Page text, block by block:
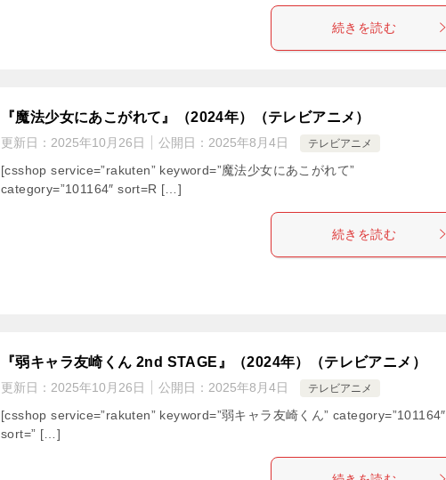
続きを読む
『魔法少女にあこがれて』（2024年）（テレビアニメ）
更新日： 2025年10月26日 公開日： 2025年8月4日 テレビアニメ
[csshop service=”rakuten” keyword=”魔法少女にあこがれて”
category=”101164″ sort=R […]
続きを読む
『弱キャラ友崎くん 2nd STAGE』（2024年）（テレビアニメ）
更新日： 2025年10月26日 公開日： 2025年8月4日 テレビアニメ
[csshop service=”rakuten” keyword=”弱キャラ友崎くん” category=”101164″
sort=” […]